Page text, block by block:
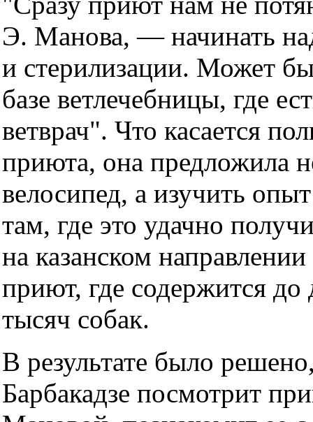
Э. Манова, — начинать
и стерилизации. Может
базе ветлечебницы, где
ветврач". Что касается
приюта, она предложила
велосипед, а изучить
там, где это удачно
на казанском
приют, где содержится до
тысяч собак.
В результате было
Барбакадзе посмотрит